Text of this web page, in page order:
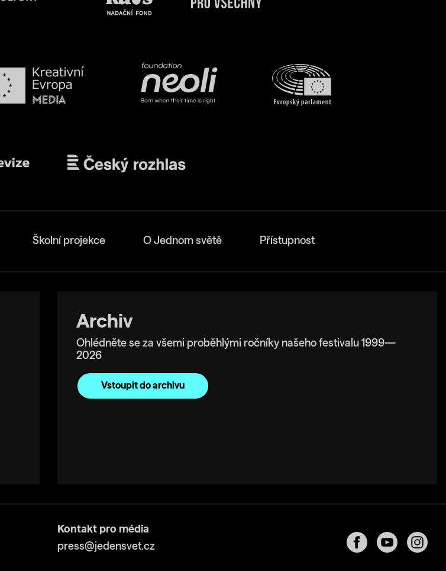
Školní projekce O Jednom světě Přístupnost
Archiv
Ohlédněte se za všemi proběhlými ročníky našeho festivalu 1999—
2026
Vstoupit do archivu
Kontakt pro média
press@jedensvet.cz